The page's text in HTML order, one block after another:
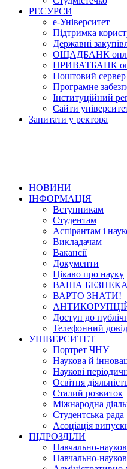
РЕСУРСИ
е-Університет
Підтримка
Державні
ОЩАДБАНК
ПРИВАТБАНК
Поштовий сервер
Програмне
Інституційний
Сайти
Запитати у ректора
НОВИНИ
ІНФОРМАЦІЯ
Вступникам
Студентам
Аспірантам і
Викладачам
Вакансії
Документи
Цікаво про науку
ВАША БЕЗПЕКА
ВАРТО ЗНАТИ!
Доступ до
Телефонний
УНІВЕРСИТЕТ
Портрет ЧНУ
Наукова й
Наукові
Освітня
Сталий розвиток
Міжнародна
Студентська рада
Асоціація
ПІДРОЗДІЛИ
Навчально-
Навчально-